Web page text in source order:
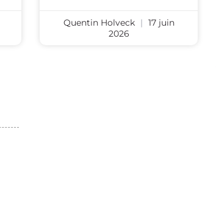
Quentin Holveck
17 juin
2026